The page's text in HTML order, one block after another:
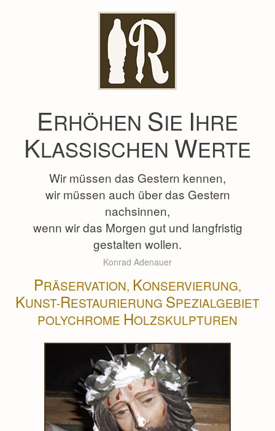
ERHÖHEN SIE IHRE
KLASSISCHEN WERTE
Wir müssen das Gestern kennen,
wir müssen auch über das Gestern
nachsinnen,
wenn wir das Morgen gut und langfristig
gestalten wollen.
Konrad Adenauer
PRÄSERVATION, KONSERVIERUNG,
KUNST-RESTAURIERUNG SPEZIALGEBIET
POLYCHROME HOLZSKULPTUREN